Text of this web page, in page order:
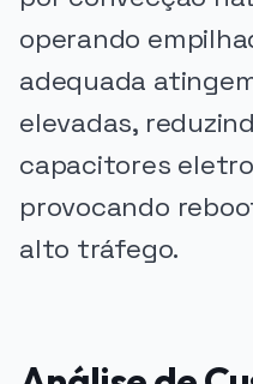
operando
adequada
elevadas,
capacitores
provocando
alto tráfego.